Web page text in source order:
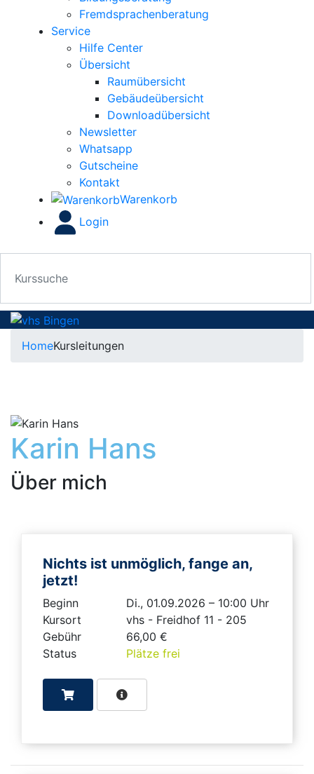
Fremdsprachenberatung
Service
Hilfe Center
Übersicht
Raumübersicht
Gebäudeübersicht
Downloadübersicht
Newsletter
Whatsapp
Gutscheine
Kontakt
Warenkorb
Login
HomeKursleitungen
Karin Hans
Über mich
Nichts ist unmöglich, fange an,
jetzt!
Beginn
Di., 01.09.2026 – 10:00 Uhr
Kursort
vhs - Freidhof 11 - 205
Gebühr
66,00 €
Status
Plätze frei